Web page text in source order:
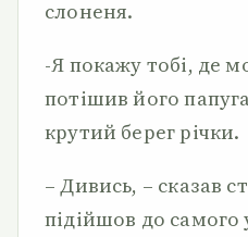
слоненя.
-Я покажу тобі, де
потішив його
крутий берег річки.
– Дивись, – сказав
підійшов до